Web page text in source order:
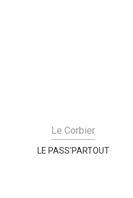
Le Corbier
LE PASS'PARTOUT